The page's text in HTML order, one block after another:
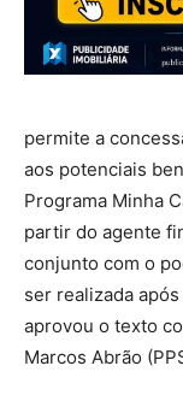
permite a
aos potenciais
Programa Minha
partir do agente
conjunto com o
ser realizada
aprovou o texto
Marcos Abrão